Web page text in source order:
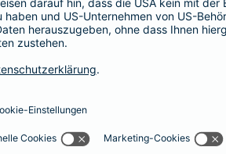
Medien